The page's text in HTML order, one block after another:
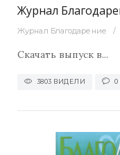
Журнал
Журнал Благодарение
Скачать выпуск в...
3803 ВИДЕЛИ